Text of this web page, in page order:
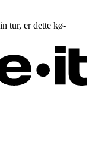
tur, er dette kø-